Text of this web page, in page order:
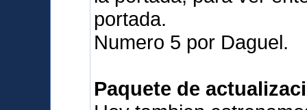
portada.
Numero 5 por Daguel.
Paquete de